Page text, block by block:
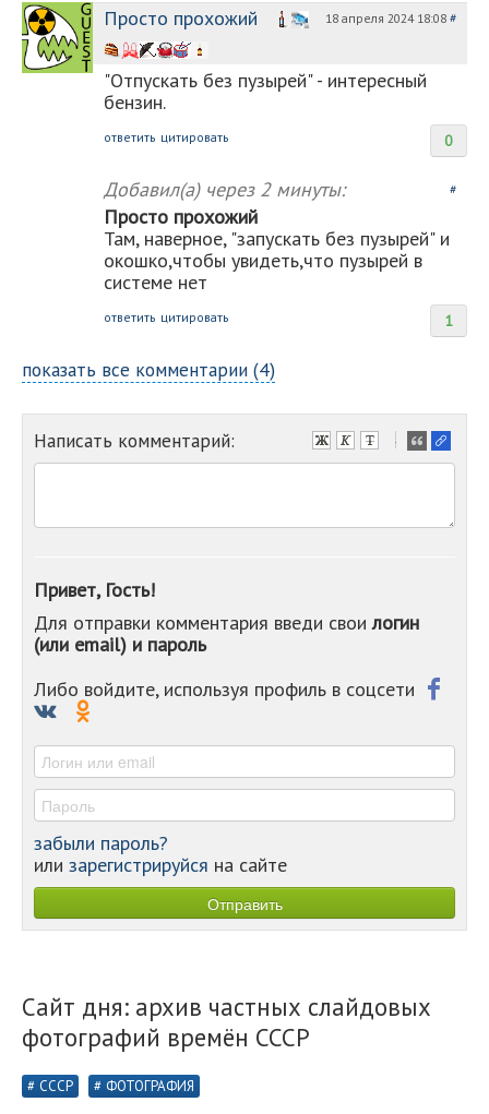
Просто прохожий 18 апреля 2024 18:08 #
"Отпускать без пузырей" - интересный
бензин.
0
ответить цитировать
Добавил(а) через 2 минуты: #
Просто прохожий
Там, наверное, "запускать без пузырей" и
окошко,чтобы увидеть,что пузырей в
системе нет
1
ответить цитировать
показать все комментарии (4)
Написать комментарий:
-
-
-
-
-
Привет, Гость!
Для отправки комментария введи своилогин
(или email) и пароль
Либо войдите, используя профиль в соцсети
забыли пароль?
или зарегистрируйся на сайте
Сайт дня: архив частных слайдовых
фотографий времён СССР
СССР ФОТОГРАФИЯ